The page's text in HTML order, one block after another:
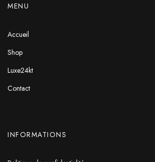
MENU
Accueil
Shop
Luxe24kt
Contact
INFORMATIONS